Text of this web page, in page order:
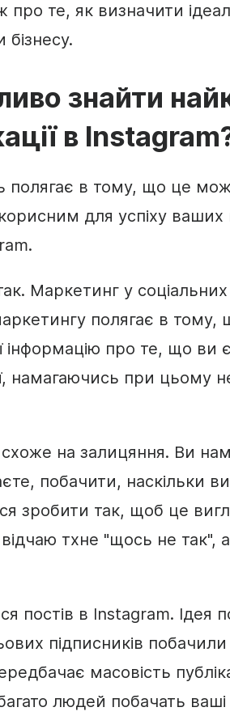
про те, як визначити
знайти
в
полягає в тому, що це
для успіху
Маркетинг у
полягає в тому,
інформацію про те, що
намагаючись при цьому
на залицяння. Ви
побачити, наскільки
зробити так, щоб це
тхне "щось не так",
постів в Instagram. Ідея
підписників побачили
масовість
людей побачать